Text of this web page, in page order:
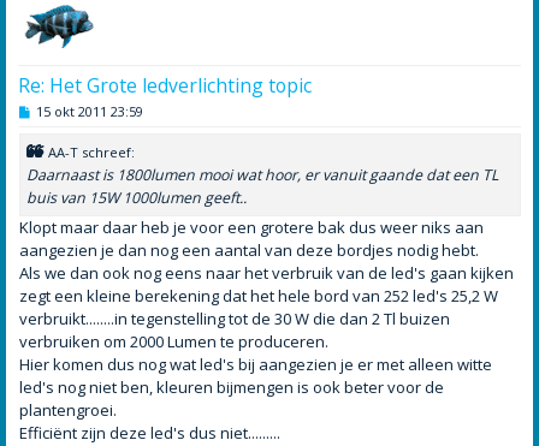
Re: Het Grote ledverlichting topic
B
r
i
c
h
t
15 okt 2011 23:59
AA-T schreef:
Daarnaast is 1800lumen mooi wat hoor, er vanuit gaande dat een TL
buis van 15W 1000lumen geeft..
Klopt maar daar heb je voor een grotere bak dus weer niks aan
aangezien je dan nog een aantal van deze bordjes nodig hebt.
Als we dan ook nog eens naar het verbruik van de led's gaan kijken
zegt een kleine berekening dat het hele bord van 252 led's 25,2 W
verbruikt........in tegenstelling tot de 30 W die dan 2 Tl buizen
verbruiken om 2000 Lumen te produceren.
Hier komen dus nog wat led's bij aangezien je er met alleen witte
led's nog niet ben, kleuren bijmengen is ook beter voor de
plantengroei.
Efficiënt zijn deze led's dus niet.........